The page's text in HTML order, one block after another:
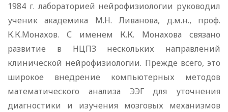
1984 г. лабораторией нейрофизиологии руководил
ученик академика М.Н. Ливанова, д.м.н., проф.
К.К.Монахов. С именем К.К. Монахова связано
развитие в НЦПЗ нескольких направлений
клинической нейрофизиологии. Прежде всего, это
широкое внедрение компьютерных методов
математического анализа ЭЭГ для уточнения
диагностики и изучения мозговых механизмов